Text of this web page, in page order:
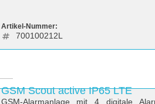
Artikel-Nummer:
700100212L
GSM Scout active IP65 LTE
GSM-Alarmanlage mit 4 digitale